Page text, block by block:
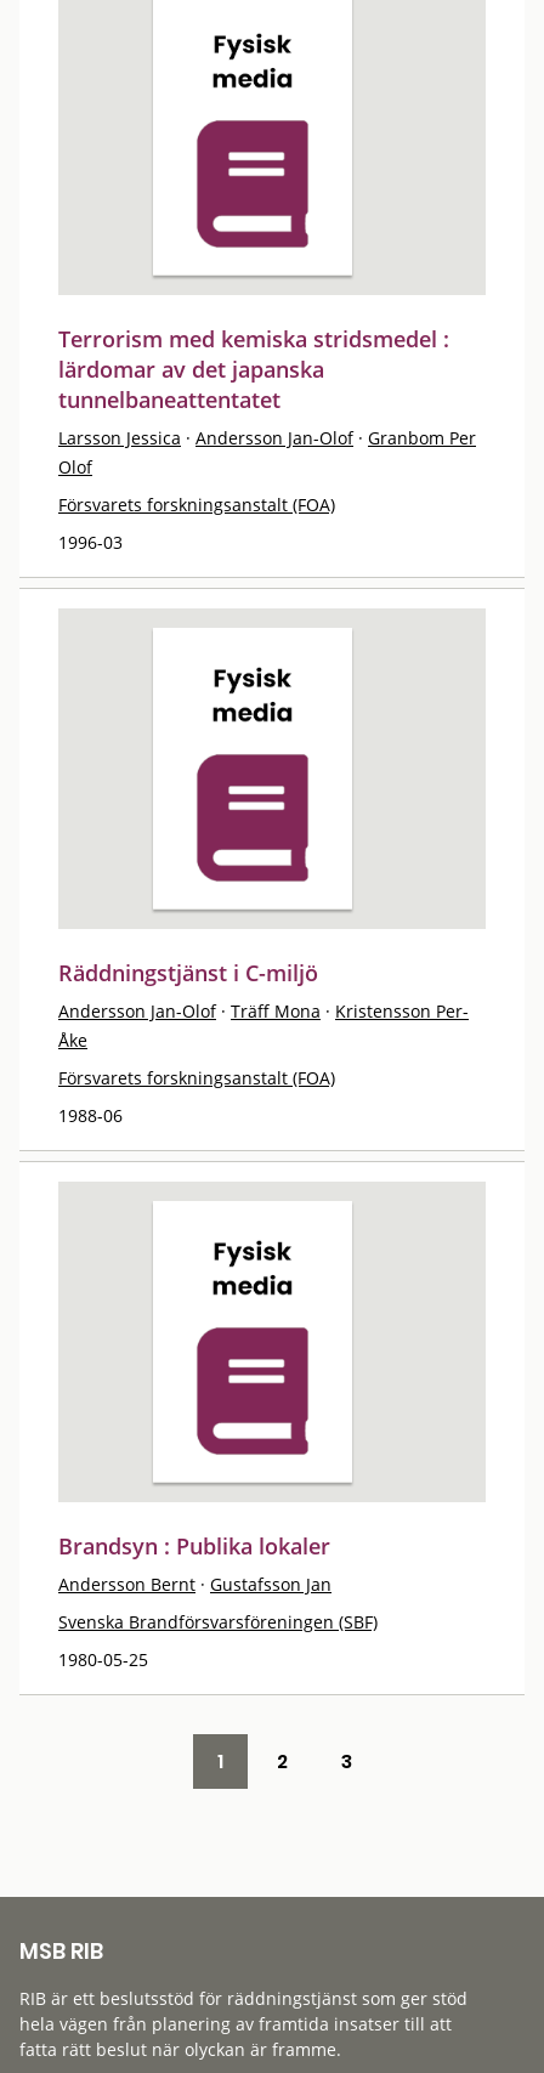
Terrorism med kemiska stridsmedel :
lärdomar av det japanska
tunnelbaneattentatet
Larsson Jessica · Andersson Jan-Olof · Granbom Per
Olof
Försvarets forskningsanstalt (FOA)
1996-03
Räddningstjänst i C-miljö
Andersson Jan-Olof · Träff Mona · Kristensson Per-
Åke
Försvarets forskningsanstalt (FOA)
1988-06
Brandsyn : Publika lokaler
Andersson Bernt · Gustafsson Jan
Svenska Brandförsvarsföreningen (SBF)
1980-05-25
1 2 3
MSB RIB
RIB är ett beslutsstöd för räddningstjänst som ger stöd
hela vägen från planering av framtida insatser till att
fatta rätt beslut när olyckan är framme.